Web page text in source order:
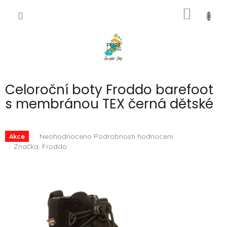
Celoroční boty Froddo barefoot
s membránou TEX černá dětské
Akce
Průměrné
hodnocení
hvězdiček.
Neohodnoceno Podrobnosti hodnocení
Značka: Froddo